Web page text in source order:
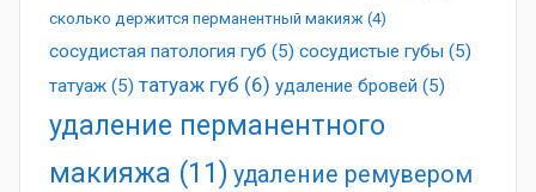
сколько держится перманентный макияж (4)
сосудистая патология губ (5) сосудистые губы (5)
татуаж (5) татуаж губ (6) удаление бровей (5)
удаление перманентного
макияжа (11) удаление ремувером